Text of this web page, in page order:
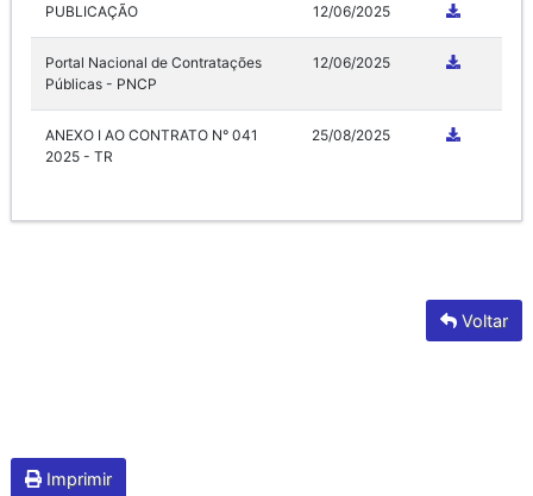
PUBLICAÇÃO 12/06/2025
Portal Nacional de Contratações
Públicas - PNCP
12/06/2025
ANEXO I AO CONTRATO N° 041
2025 - TR
25/08/2025
Voltar
Imprimir